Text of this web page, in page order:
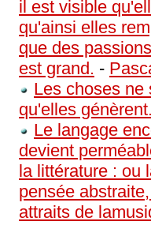
il est visible
qu'ainsi elles
que des
est grand. -
Les choses ne
qu'elles
Le langage
devient
la littérature :
pensée
attraits de